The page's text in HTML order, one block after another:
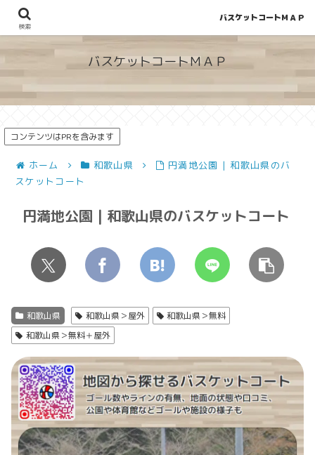
地図から探せる！穴場が見つかるバスケットコート情報
バスケットコートＭＡＰ
コンテンツはPRを含みます
ホーム 和歌山県
円満地公園 | 和歌山県のバ
スケットコート
円満地公園 | 和歌山県のバスケットコート
和歌山県 和歌山県＞屋外
和歌山県＞無料
和歌山県＞無料＋屋外
検索
バスケットコートＭＡＰ